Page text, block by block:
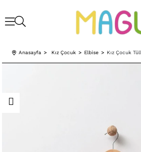
Anasayfa Kız Çocuk Elbise Kız Çocuk